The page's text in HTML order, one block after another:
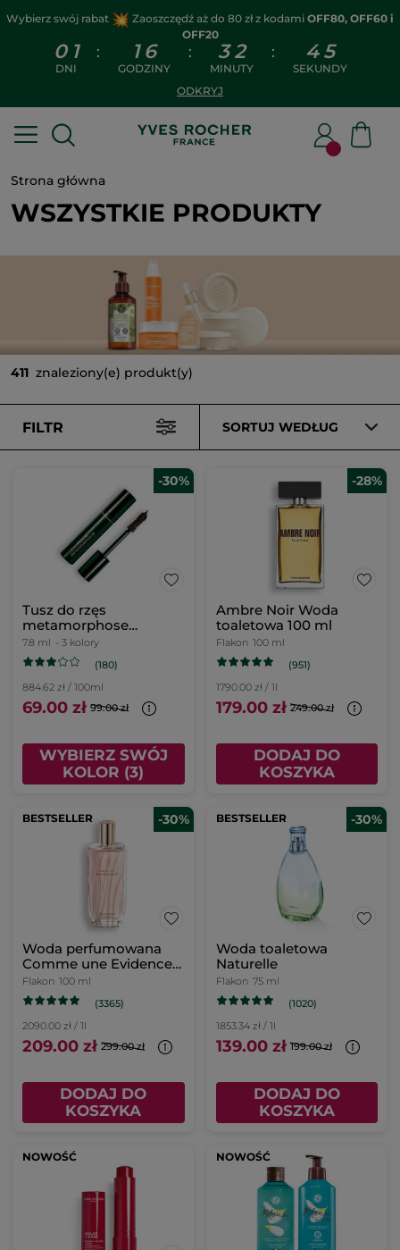
Wybierz swój rabat Zaoszczędź aż do 80 zł z kodami OFF80, OFF60 i
OFF20
0 1
DNI
: 1 6
GODZINY
: 3 2
MINUTY
: 4 3
SEKUNDY
ODKRYJ
Strona główna
WSZYSTKIE PRODUKTY
411 znaleziony(e) produkt(y)
FILTR SORTUJ WEDŁUG
-30%
Tusz do rzęs
metamorphose
intensywna objętość
7.8 ml - 3 kolory
(180)
884.62 zł / 100ml
69.00 zł 99.00 zł
WYBIERZ SWÓJ
KOLOR (3)
-28%
Ambre Noir Woda
toaletowa 100 ml
Flakon 100 ml
(951)
1790.00 zł / 1l
179.00 zł 249.00 zł
DODAJ DO
KOSZYKA
BESTSELLER -30%
Woda perfumowana
Comme une Evidence
100 ml
Flakon 100 ml
(3365)
2090.00 zł / 1l
209.00 zł 299.00 zł
DODAJ DO
KOSZYKA
BESTSELLER -30%
Woda toaletowa
Naturelle
Flakon 75 ml
(1020)
1853.34 zł / 1l
139.00 zł 199.00 zł
DODAJ DO
KOSZYKA
NOWOŚĆ NOWOŚĆ